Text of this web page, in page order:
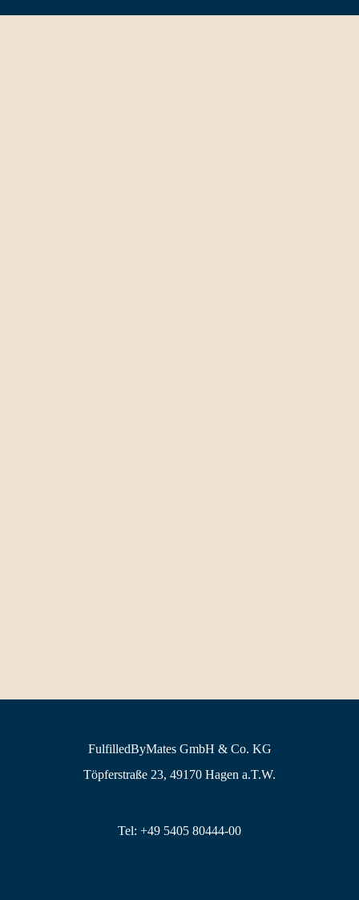
FulfilledByMates GmbH & Co. KG
Töpferstraße 23, 49170 Hagen a.T.W.
Tel: +49 5405 80444-00